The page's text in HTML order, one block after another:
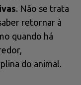
. Não se trata
retornar à
quando há
do animal.